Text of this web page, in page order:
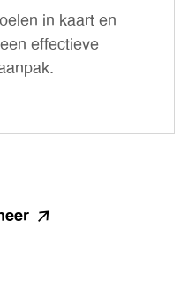
in kaart en
effectieve